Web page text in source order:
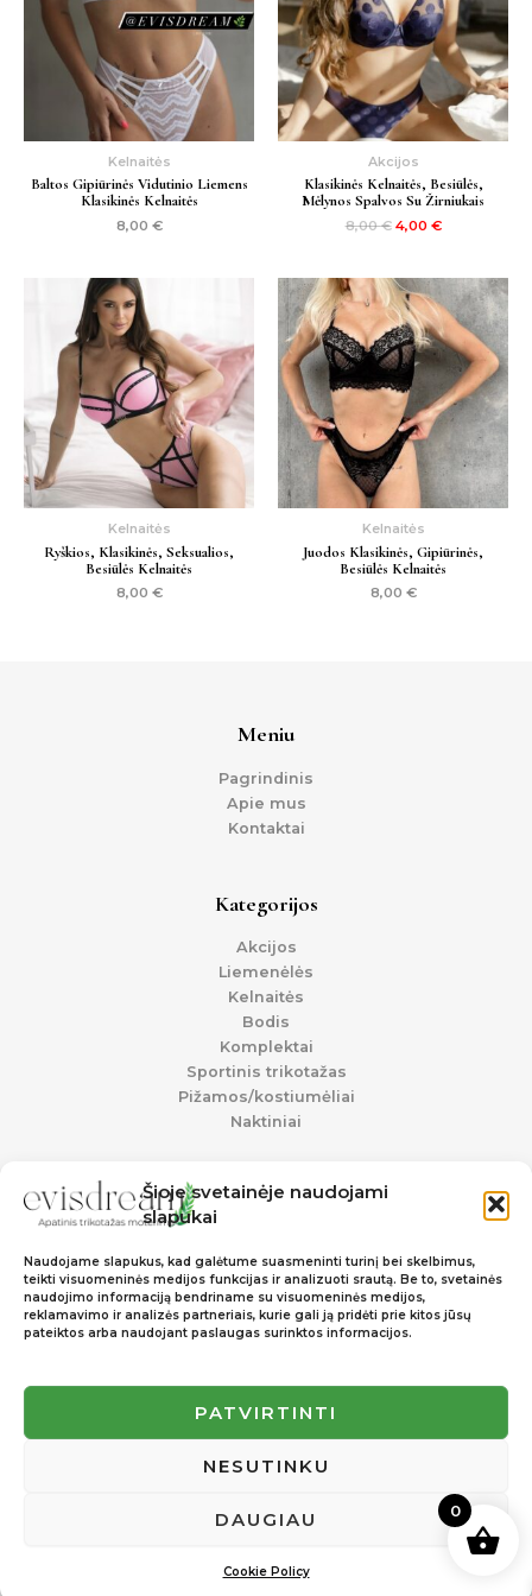
Šioje svetainėje naudojami
slapukai
Naudojame slapukus, kad galėtume suasmeninti turinį bei skelbimus,
teikti visuomeninės medijos funkcijas ir analizuoti srautą. Be to, svetainės
naudojimo informaciją bendriname su visuomeninės medijos,
reklamavimo ir analizės partneriais, kurie gali ją pridėti prie kitos jūsų
pateiktos arba naudojant paslaugas surinktos informacijos.
PATVIRTINTI
NESUTINKU
DAUGIAU
Cookie Policy
Kelnaitės
Baltos Gipiūrinės Vidutinio Liemens
Klasikinės Kelnaitės
8,00 €
Akcijos
Klasikinės Kelnaitės, Besiūlės,
Mėlynos Spalvos Su Žirniukais
8,00€ 4,00 €
Kelnaitės
Ryškios, Klasikinės, Seksualios,
Besiūlės Kelnaitės
8,00 €
Kelnaitės
Juodos Klasikinės, Gipiūrinės,
Besiūlės Kelnaitės
8,00 €
Meniu
Pagrindinis
Apie mus
Kontaktai
Kategorijos
Akcijos
Liemenėlės
Kelnaitės
Bodis
Komplektai
Sportinis trikotažas
Pižamos/kostiumėliai
Naktiniai
Informacija
Privatumo politika
Slapukų politika
Facebook
Instagram
© 2025 EVISDREAM.LT. VISOS TEISĖS SAUGOMOS.
0